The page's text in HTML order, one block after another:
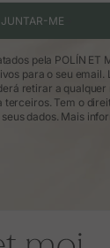
JUNTAR-ME
pela POLÍN ET
para o seu email.
retirar a qualquer
terceiros. Tem o
dados. Mais